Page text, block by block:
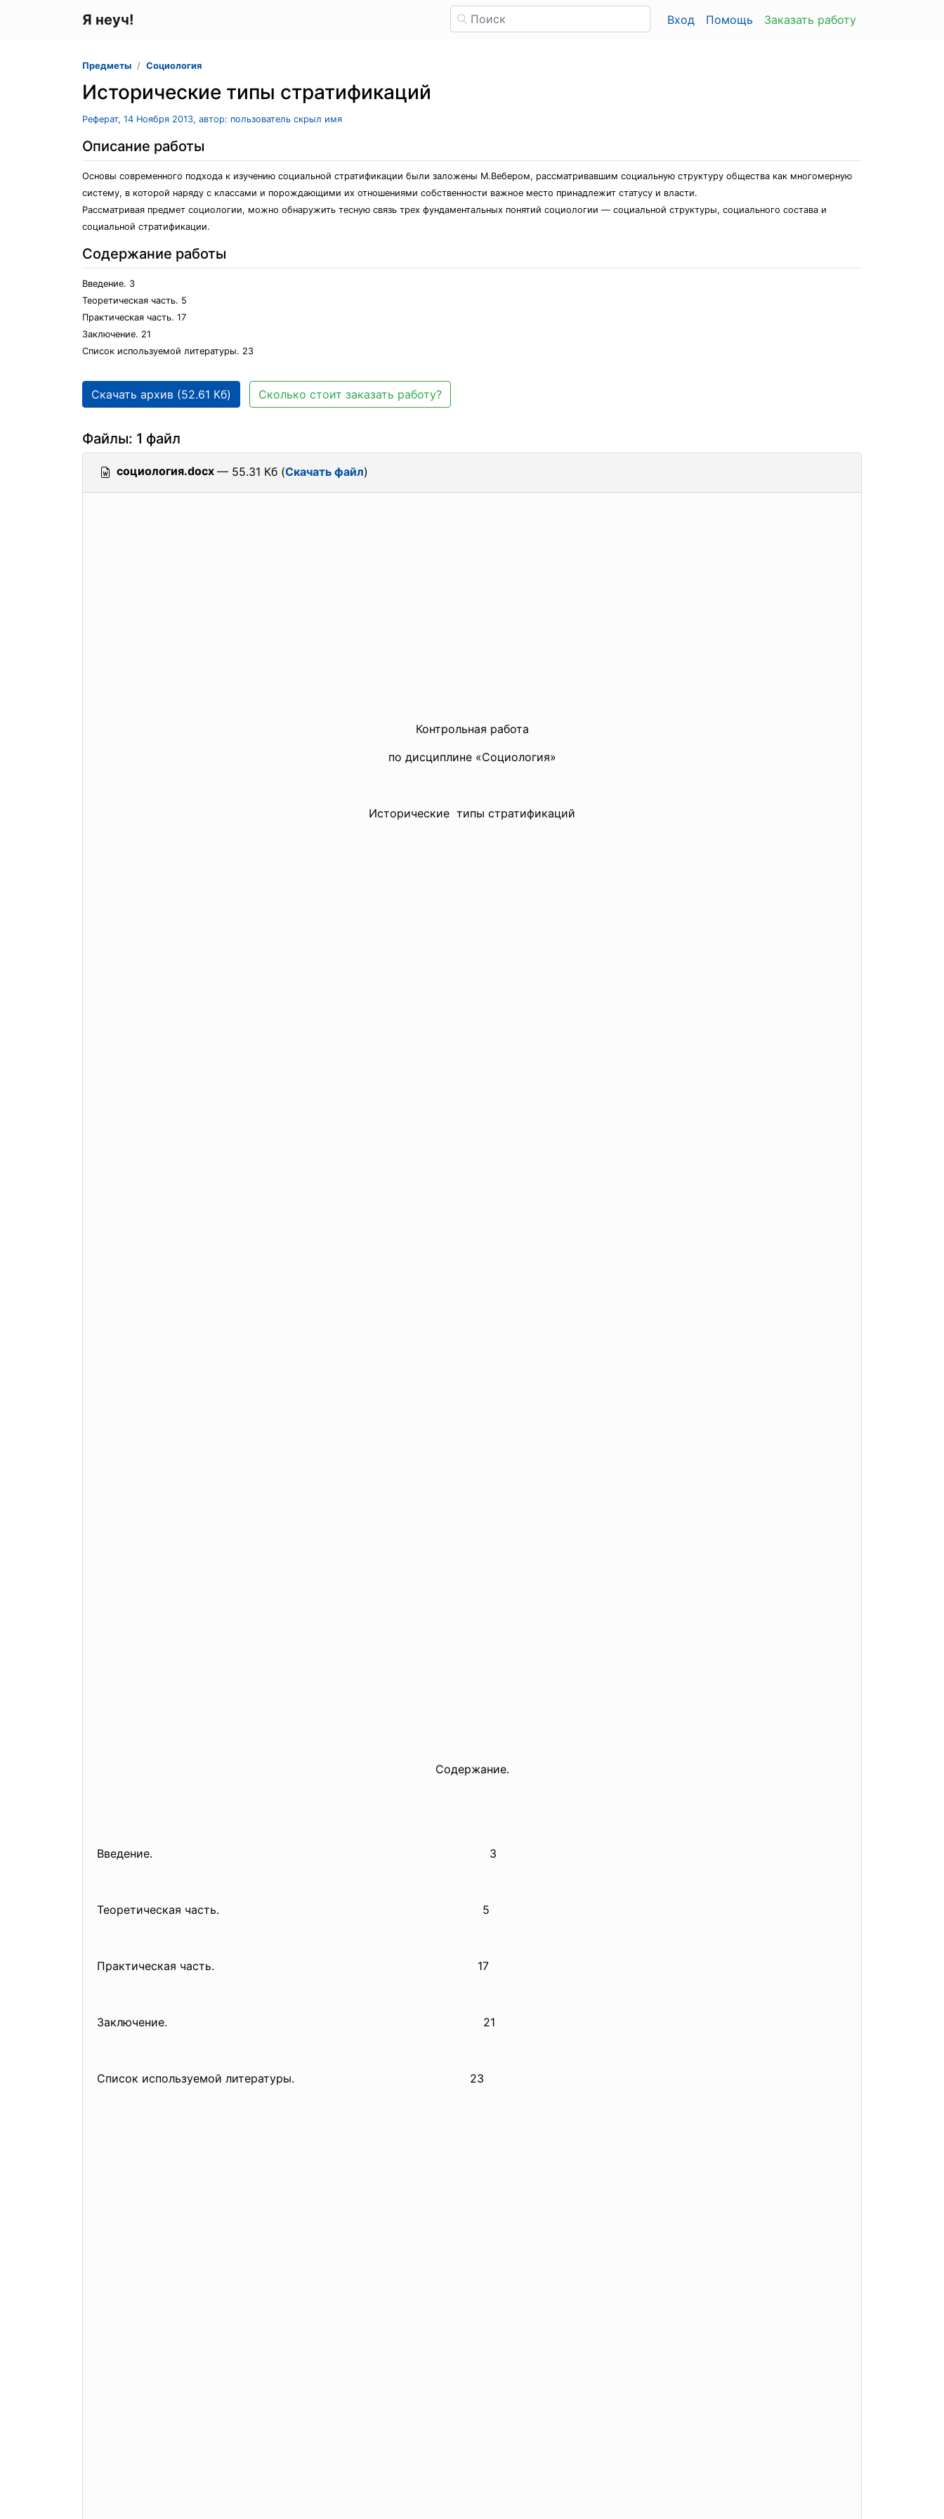
Я неуч! Вход Помощь Заказать работу
Предметы Социология
Исторические типы стратификаций
Реферат, 14 Ноября 2013, автор: пользователь скрыл имя
Описание работы
Основы современного подхода к изучению социальной стратификации были заложены М.Вебером, рассматривавшим социальную структуру общества как многомерную
систему, в которой наряду с классами и порождающими их отношениями собственности важное место принадлежит статусу и власти.
Рассматривая предмет социологии, можно обнаружить тесную связь трех фундаментальных понятий социологии — социальной структуры, социального состава и
социальной стратификации.
Содержание работы
Введение. 3
Теоретическая часть. 5
Практическая часть. 17
Заключение. 21
Список используемой литературы. 23
Скачать архив (52.61 Кб) Сколько стоит заказать работу?
Файлы: 1 файл
социология.docx — 55.31 Кб (Скачать файл)
Контрольная работа
по дисциплине «Социология»
Исторические типы стратификаций
Содержание.
Введение. 3
Теоретическая часть. 5
Практическая часть. 17
Заключение. 21
Список используемой литературы. 23